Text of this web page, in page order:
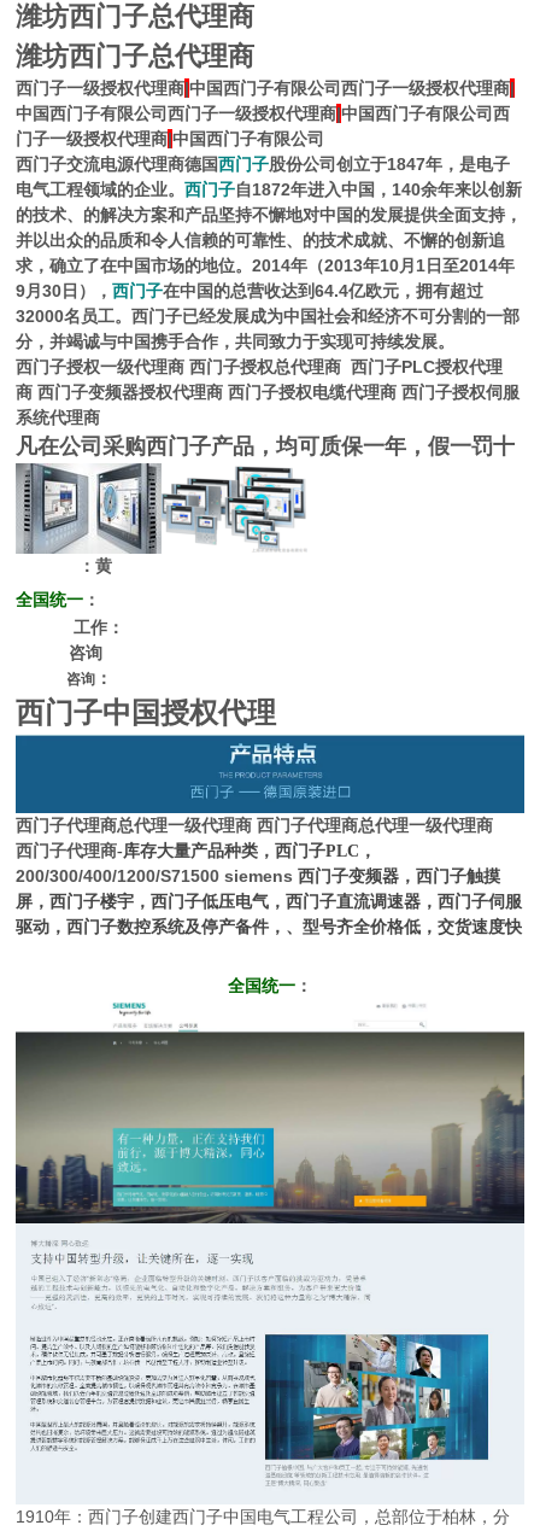
潍坊西门子总代理商
潍坊西门子总代理商
西门子一级授权代理商|中国西门子有限公司西门子一级授权代理商|
中国西门子有限公司西门子一级授权代理商|中国西门子有限公司西
门子一级授权代理商|中国西门子有限公司
西门子交流电源代理商德国西门子股份公司创立于1847年，是电子
电气工程领域的企业。西门子自1872年进入中国，140余年来以创新
的技术、的解决方案和产品坚持不懈地对中国的发展提供全面支持，
并以出众的品质和令人信赖的可靠性、的技术成就、不懈的创新追
求，确立了在中国市场的地位。2014年（2013年10月1日至2014年
9月30日），西门子在中国的总营收达到64.4亿欧元，拥有超过
32000名员工。西门子已经发展成为中国社会和经济不可分割的一部
分，并竭诚与中国携手合作，共同致力于实现可持续发展。
西门子授权一级代理商 西门子授权总代理商 西门子PLC授权代理
商 西门子变频器授权代理商 西门子授权电缆代理商 西门子授权伺服
系统代理商
凡在公司采购西门子产品，均可质保一年，假一罚十
：黄
全国统一 ：
工作：
咨询
咨询 ：
西门子中国授权代理
西门子代理商总代理一级代理商 西门子代理商总代理一级代理商
西门子代理商-库存大量产品种类，西门子PLC，
200/300/400/1200/S71500 siemens西门子变频器，西门子触摸
屏，西门子楼宇，西门子低压电气，西门子直流调速器，西门子伺服
驱动，西门子数控系统及停产备件，、型号齐全价格低，交货速度快
全国统一：
1910年：西门子创建西门子中国电气工程公司，总部位于柏林，分